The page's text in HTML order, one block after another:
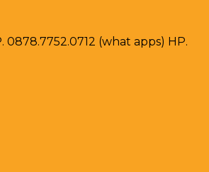
0878.7752.0712 (what apps) HP.